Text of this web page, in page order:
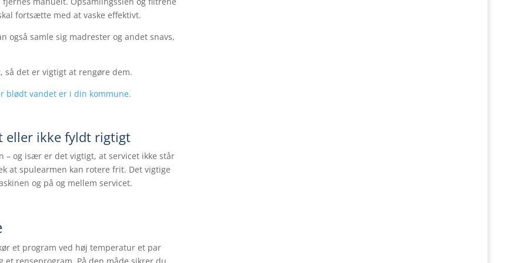
fortsætte med at vaske effektivt.
også samle sig madrester og andet snavs,
det er vigtigt at rengøre dem.
blødt vandet er i din kommune.
eller ikke fyldt rigtigt
– og især er det vigtigt, at servicet ikke står
at spulearmen kan rotere frit. Det vigtige
og på og mellem servicet.
et program ved høj temperatur et par
et renseprogram. På den måde sikrer du